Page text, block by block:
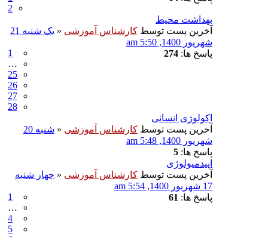
2
بهداشت محیط
آخرین پست توسط کارشناس آموزشی «
یک شنبه 21
شهریور 1400, 5:50 am
پاسخ ها: 274
1
…
25
26
27
28
اکولوژی انسانی
آخرین پست توسط کارشناس آموزشی «
شنبه 20
شهریور 1400, 5:48 am
پاسخ ها: 5
اپیدمیولوژی
آخرین پست توسط کارشناس آموزشی « چهار شنبه
17 شهریور 1400, 5:54 am
پاسخ ها: 61
1
…
4
5